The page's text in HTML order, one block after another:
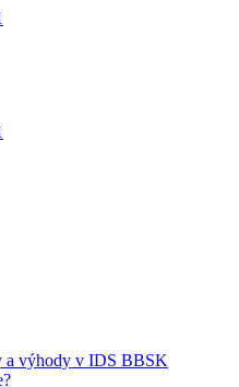
a výhody v IDS BBSK